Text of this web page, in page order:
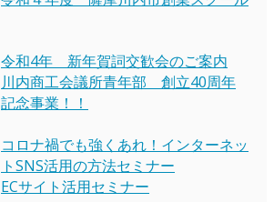
令和4年 新年賀詞交歓会のご案内
川内商工会議所青年部 創立40周年
記念事業！！
コロナ禍でも強くあれ！インターネッ
トSNS活用の方法セミナー
ECサイト活用セミナー